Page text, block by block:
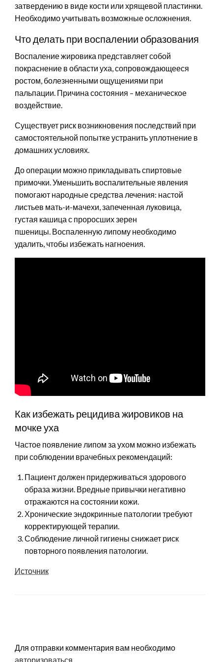
затвердению в виде кости или хрящевой пластинки.
Необходимо учитывать возможные осложнения.
Что делать при воспалении образования
Воспаление жировика представляет собой
покраснение в области уха, сопровождающееся
ростом, болезненными ощущениями при
пальпации. Причина состояния – механическое
воздействие.
Существует риск возникновения последствий при
самостоятельной попытке устранить уплотнение в
домашних условиях.
До операции можно прикладывать спиртовые
примочки. Уменьшить воспалительные явления
помогают народные средства лечения: настой
листьев мать-и-мачехи, запеченная луковица,
густая кашица с проросших зерен
пшеницы. Воспаленную липому необходимо
удалить, чтобы избежать нагноения.
Как избежать рецидива жировиков на
мочке уха
Частое появление липом за ухом можно избежать
при соблюдении врачебных рекомендаций:
Пациент должен придерживаться здорового
образа жизни. Вредные привычки негативно
отражаются на состоянии кожи.
Хронические эндокринные патологии требуют
корректирующей терапии.
Соблюдение личной гигиены снижает риск
повторного появления патологии.
Источник
Для отправки комментария вам необходимо
авторизоваться